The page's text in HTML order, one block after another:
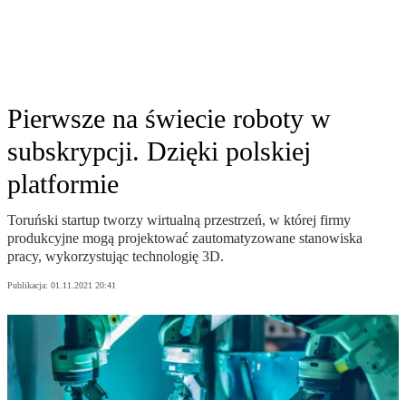
Pierwsze na świecie roboty w
subskrypcji. Dzięki polskiej
platformie
Toruński startup tworzy wirtualną przestrzeń, w której firmy
produkcyjne mogą projektować zautomatyzowane stanowiska
pracy, wykorzystując technologię 3D.
Publikacja: 01.11.2021 20:41